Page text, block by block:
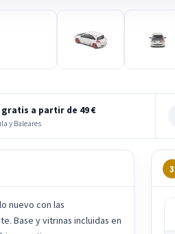
gratis a partir de 49 €
y Baleares
nuevo con las
Base y vitrinas incluidas en
3